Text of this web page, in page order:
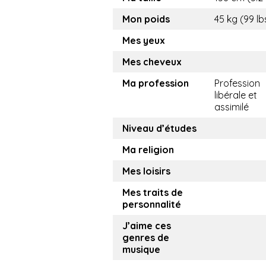
Mon poids
45 kg (99
Mes yeux
Mes cheveux
Ma profession
Profession
libérale et
assimilé
Niveau d’études
Ma religion
Mes loisirs
Mes traits de
personnalité
J’aime ces
genres de
musique